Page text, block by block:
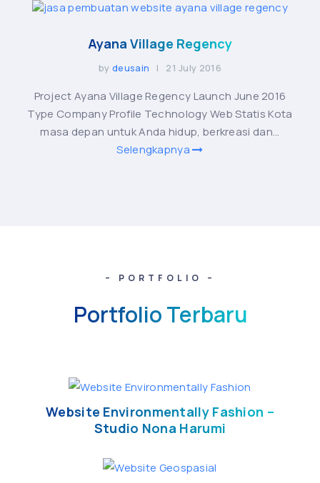
Ayana Village Regency
bydeusain | 21 July 2016
Project Ayana Village Regency Launch June 2016
Type Company Profile Technology Web Statis Kota
masa depan untuk Anda hidup, berkreasi dan...
Selengkapnya
– PORTFOLIO –
Portfolio Terbaru
Website Environmentally Fashion –
Studio Nona Harumi